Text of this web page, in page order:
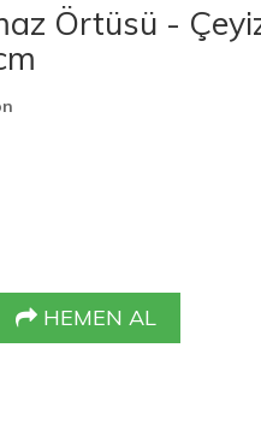
Örtüsü -
HEMEN AL